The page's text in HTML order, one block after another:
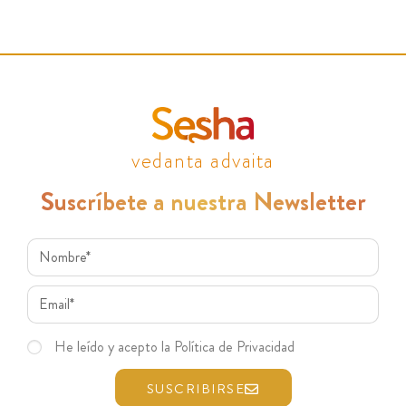
vedanta advaita
Suscríbete a nuestra Newsletter
He leído y acepto la Política de Privacidad
SUSCRIBIRSE